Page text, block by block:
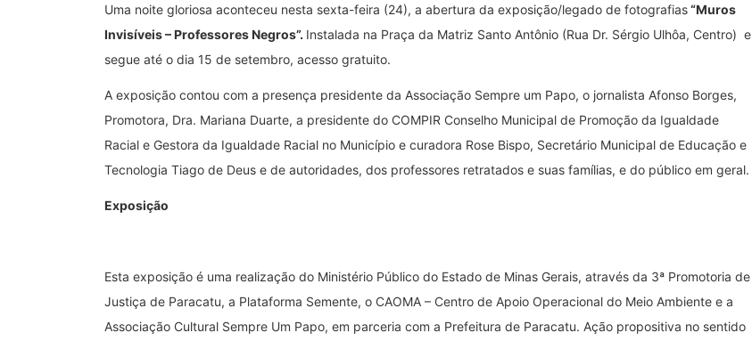
Uma noite gloriosa aconteceu nesta sexta-feira (24), a abertura da exposição/legado de fotografias“Muros
Invisíveis – Professores Negros”. Instalada na Praça da Matriz Santo Antônio (Rua Dr. Sérgio Ulhôa, Centro) e
segue até o dia 15 de setembro, acesso gratuito.
A exposição contou com a presença presidente da Associação Sempre um Papo, o jornalista Afonso Borges,
Promotora, Dra. Mariana Duarte, a presidente do COMPIR Conselho Municipal de Promoção da Igualdade
Racial e Gestora da Igualdade Racial no Município e curadora Rose Bispo, Secretário Municipal de Educação e
Tecnologia Tiago de Deus e de autoridades, dos professores retratados e suas famílias, e do público em geral.
Exposição
Esta exposição é uma realização do Ministério Público do Estado de Minas Gerais, através da 3ª Promotoria de
Justiça de Paracatu, a Plataforma Semente, o CAOMA – Centro de Apoio Operacional do Meio Ambiente e a
Associação Cultural Sempre Um Papo, em parceria com a Prefeitura de Paracatu. Ação propositiva no sentido